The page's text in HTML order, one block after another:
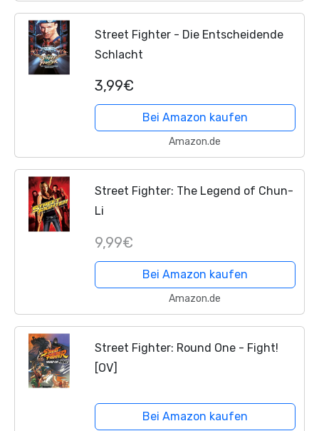
Street Fighter - Die Entscheidende
Schlacht
3,99€
Bei Amazon kaufen
Amazon.de
Street Fighter: The Legend of Chun-
Li
9,99€
Bei Amazon kaufen
Amazon.de
Street Fighter: Round One - Fight!
[OV]
Bei Amazon kaufen